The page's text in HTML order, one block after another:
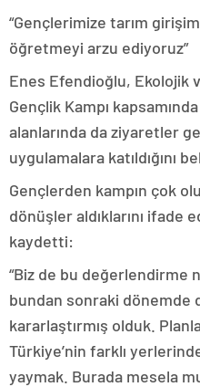
“Gençlerimize tarım
öğretmeyi arzu ediyoruz”
Enes Efendioğlu, Ekolojik
Gençlik Kampı
alanlarında da ziyaretler
uygulamalara katıldığını
Gençlerden kampın çok
dönüşler aldıklarını ifade
kaydetti:
“Biz de bu değerlendirme
bundan sonraki dönemde
kararlaştırmış olduk.
Türkiye’nin farklı
yaymak. Burada mesela